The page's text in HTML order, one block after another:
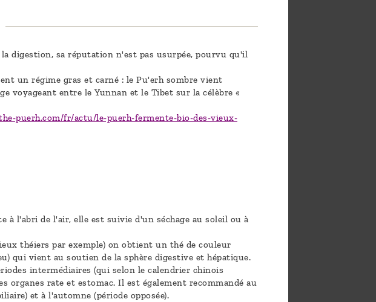
digestion, sa réputation n'est pas usurpée, pourvu qu'il
un régime gras et carné : le Pu'erh sombre vient
voyageant entre le Yunnan et le Tibet sur la célèbre «
puerh.com/fr/actu/le-puerh-fermente-bio-des-vieux-
l'abri de l'air, elle est suivie d'un séchage au soleil ou à
théiers par exemple) on obtient un thé de couleur
qui vient au soutien de la sphère digestive et hépatique.
intermédiaires (qui selon le calendrier chinois
organes rate et estomac. Il est également recommandé au
et à l'automne (période opposée).